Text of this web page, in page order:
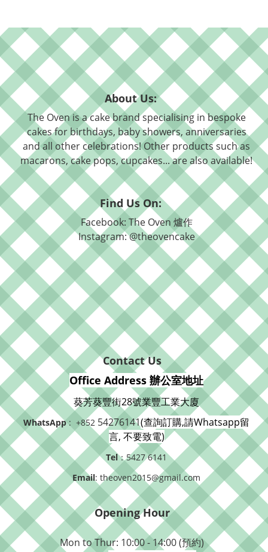
About Us:
The Oven is a cake brand specialising in bespoke
cakes for birthdays, baby showers, anniversaries
and all other celebrations! Other products such as
macarons, cake pops, cupcakes... are also available!
Find Us On:
Facebook: The Oven 爐作
Instagram: @theovencake
Contact Us
Office Address 辦公室地址
葵芳葵豐街28號業豐工業大廈
WhatsApp: +852 54276141(查詢訂購,請Whatsapp留
言, 不要致電)
Tel：5427 6141
Email: theoven2015@gmail.com
Opening Hour
Mon to Thur: 10:00 - 14:00 (預約)